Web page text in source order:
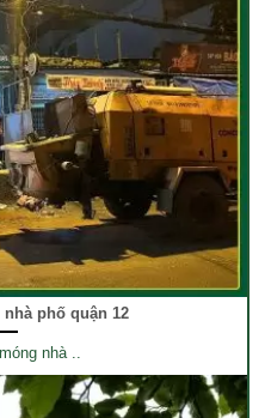
phố quận 12
nhà ..